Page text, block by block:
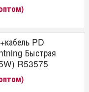
PD
Быстрая
R53575